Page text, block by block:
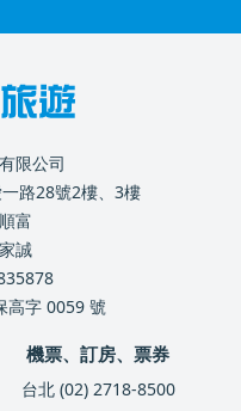
限公司
路28號2樓、3樓
富
誠
高字 0059 號
機票、訂房、票券
台北 (02) 2718-8500